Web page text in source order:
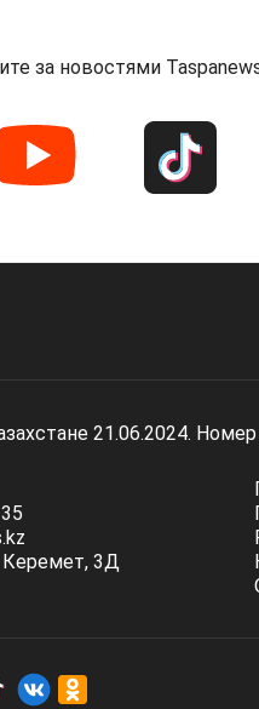
за новостями
21.06.2024.
Керемет, 3Д